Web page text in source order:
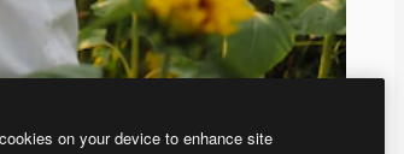
on your device to enhance site